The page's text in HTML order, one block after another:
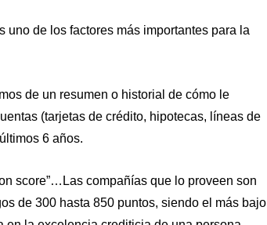
uno de los factores más importantes para la
de un resumen o historial de cómo le
(tarjetas de crédito, hipotecas, líneas de
6 años.
score”…Las compañías que lo proveen son
de 300 hasta 850 puntos, siendo el más bajo